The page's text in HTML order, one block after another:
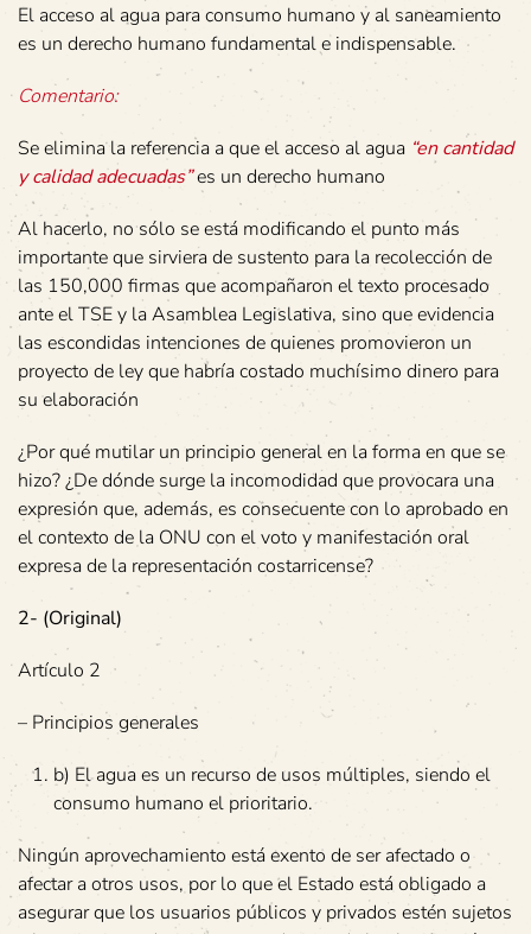
El acceso al agua para consumo humano y al saneamiento
es un derecho humano fundamental e indispensable.
Comentario:
Se elimina la referencia a que el acceso al agua “en cantidad
y calidad adecuadas”es un derecho humano
Al hacerlo, no sólo se está modificando el punto más
importante que sirviera de sustento para la recolección de
las 150,000 firmas que acompañaron el texto procesado
ante el TSE y la Asamblea Legislativa, sino que evidencia
las escondidas intenciones de quienes promovieron un
proyecto de ley que habría costado muchísimo dinero para
su elaboración
¿Por qué mutilar un principio general en la forma en que se
hizo? ¿De dónde surge la incomodidad que provocara una
expresión que, además, es consecuente con lo aprobado en
el contexto de la ONU con el voto y manifestación oral
expresa de la representación costarricense?
2- (Original)
Artículo 2
– Principios generales
b) El agua es un recurso de usos múltiples, siendo el
consumo humano el prioritario.
Ningún aprovechamiento está exento de ser afectado o
afectar a otros usos, por lo que el Estado está obligado a
asegurar que los usuarios públicos y privados estén sujetos